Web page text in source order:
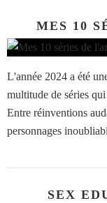
MES 10
L'année 2024 a été
multitude de séries
Entre réinventions
personnages
SEX